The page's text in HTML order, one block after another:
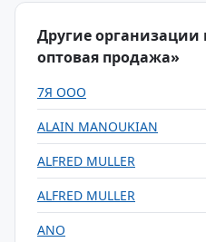
Другие организации
оптовая продажа»
7Я ООО
ALAIN MANOUKIAN
ALFRED MULLER
ALFRED MULLER
ANO